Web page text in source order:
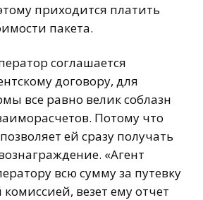
приходится платить
пакета.
соглашается
договору, для
все равно велик соблазн
Потому что
ей сразу получать
«Агент
всю сумму за путевку
комиссией, везет ему отчет